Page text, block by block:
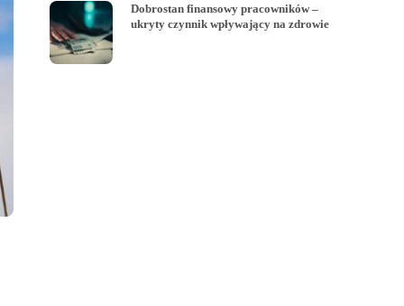
Dobrostan finansowy pracowników –
ukryty czynnik wpływający na zdrowie